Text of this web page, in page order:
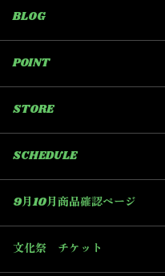
BLOG
POINT
STORE
SCHEDULE
9月10月商品確認ページ
文化祭 チケット